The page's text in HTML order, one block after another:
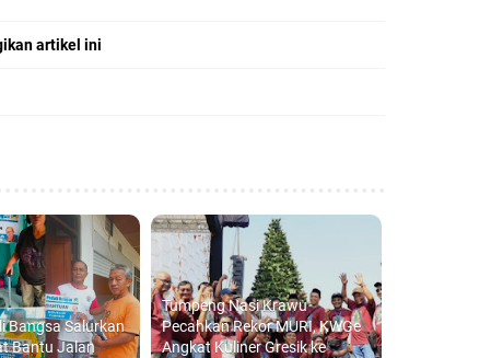
artikel ini
Bangsa Salurkan
Bantu Jalan
Tumpeng Nasi Krawu
Pecahkan Rekor MURI, KWGe
Angkat Kuliner Gresik ke